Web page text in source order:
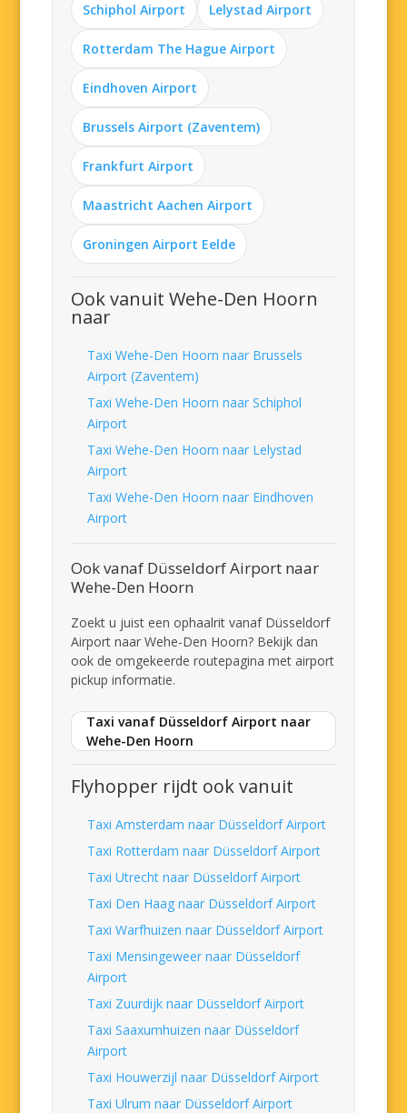
Schiphol Airport Lelystad Airport
Rotterdam The Hague Airport
Eindhoven Airport
Brussels Airport (Zaventem)
Frankfurt Airport
Maastricht Aachen Airport
Groningen Airport Eelde
Ook vanuit Wehe-Den Hoorn
naar
Taxi Wehe-Den Hoorn naar Brussels
Airport (Zaventem)
Taxi Wehe-Den Hoorn naar Schiphol
Airport
Taxi Wehe-Den Hoorn naar Lelystad
Airport
Taxi Wehe-Den Hoorn naar Eindhoven
Airport
Ook vanaf Düsseldorf Airport naar
Wehe-Den Hoorn
Zoekt u juist een ophaalrit vanaf Düsseldorf
Airport naar Wehe-Den Hoorn? Bekijk dan
ook de omgekeerde routepagina met airport
pickup informatie.
Taxi vanaf Düsseldorf Airport naar
Wehe-Den Hoorn
Flyhopper rijdt ook vanuit
Taxi Amsterdam naar Düsseldorf Airport
Taxi Rotterdam naar Düsseldorf Airport
Taxi Utrecht naar Düsseldorf Airport
Taxi Den Haag naar Düsseldorf Airport
Taxi Warfhuizen naar Düsseldorf Airport
Taxi Mensingeweer naar Düsseldorf
Airport
Taxi Zuurdijk naar Düsseldorf Airport
Taxi Saaxumhuizen naar Düsseldorf
Airport
Taxi Houwerzijl naar Düsseldorf Airport
Taxi Ulrum naar Düsseldorf Airport